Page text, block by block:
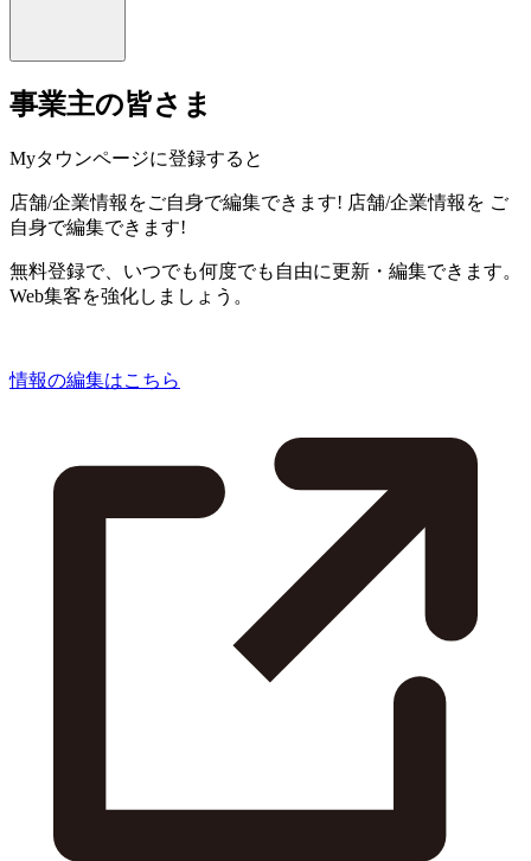
事業主の皆さま
Myタウンページに登録すると
店舗/企業情報をご自身で編集できます! 店舗/企業情報を ご
自身で編集できます!
無料登録で、いつでも何度でも自由に更新・編集できます。
Web集客を強化しましょう。
情報の編集はこちら